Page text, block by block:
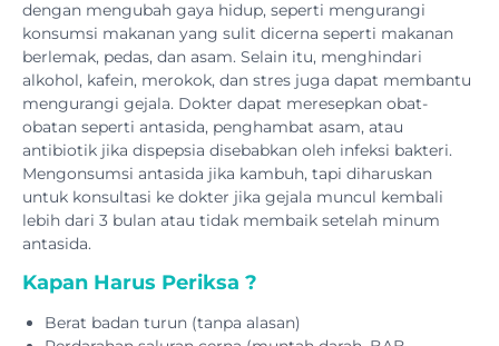
dengan mengubah gaya hidup, seperti mengurangi
konsumsi makanan yang sulit dicerna seperti makanan
berlemak, pedas, dan asam. Selain itu, menghindari
alkohol, kafein, merokok, dan stres juga dapat membantu
mengurangi gejala. Dokter dapat meresepkan obat-
obatan seperti antasida, penghambat asam, atau
antibiotik jika dispepsia disebabkan oleh infeksi bakteri.
Mengonsumsi antasida jika kambuh, tapi diharuskan
untuk konsultasi ke dokter jika gejala muncul kembali
lebih dari 3 bulan atau tidak membaik setelah minum
antasida.
Kapan Harus Periksa ?
Berat badan turun (tanpa alasan)